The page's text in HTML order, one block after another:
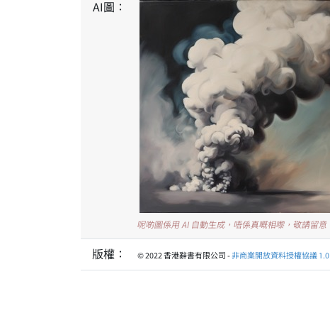
AI圖：
呢啲圖係用 AI 自動生成，唔係真嘅相嚟，敬請留意
版權： © 2022 香港辭書有限公司 -非商業開放資料授權協議 1.0